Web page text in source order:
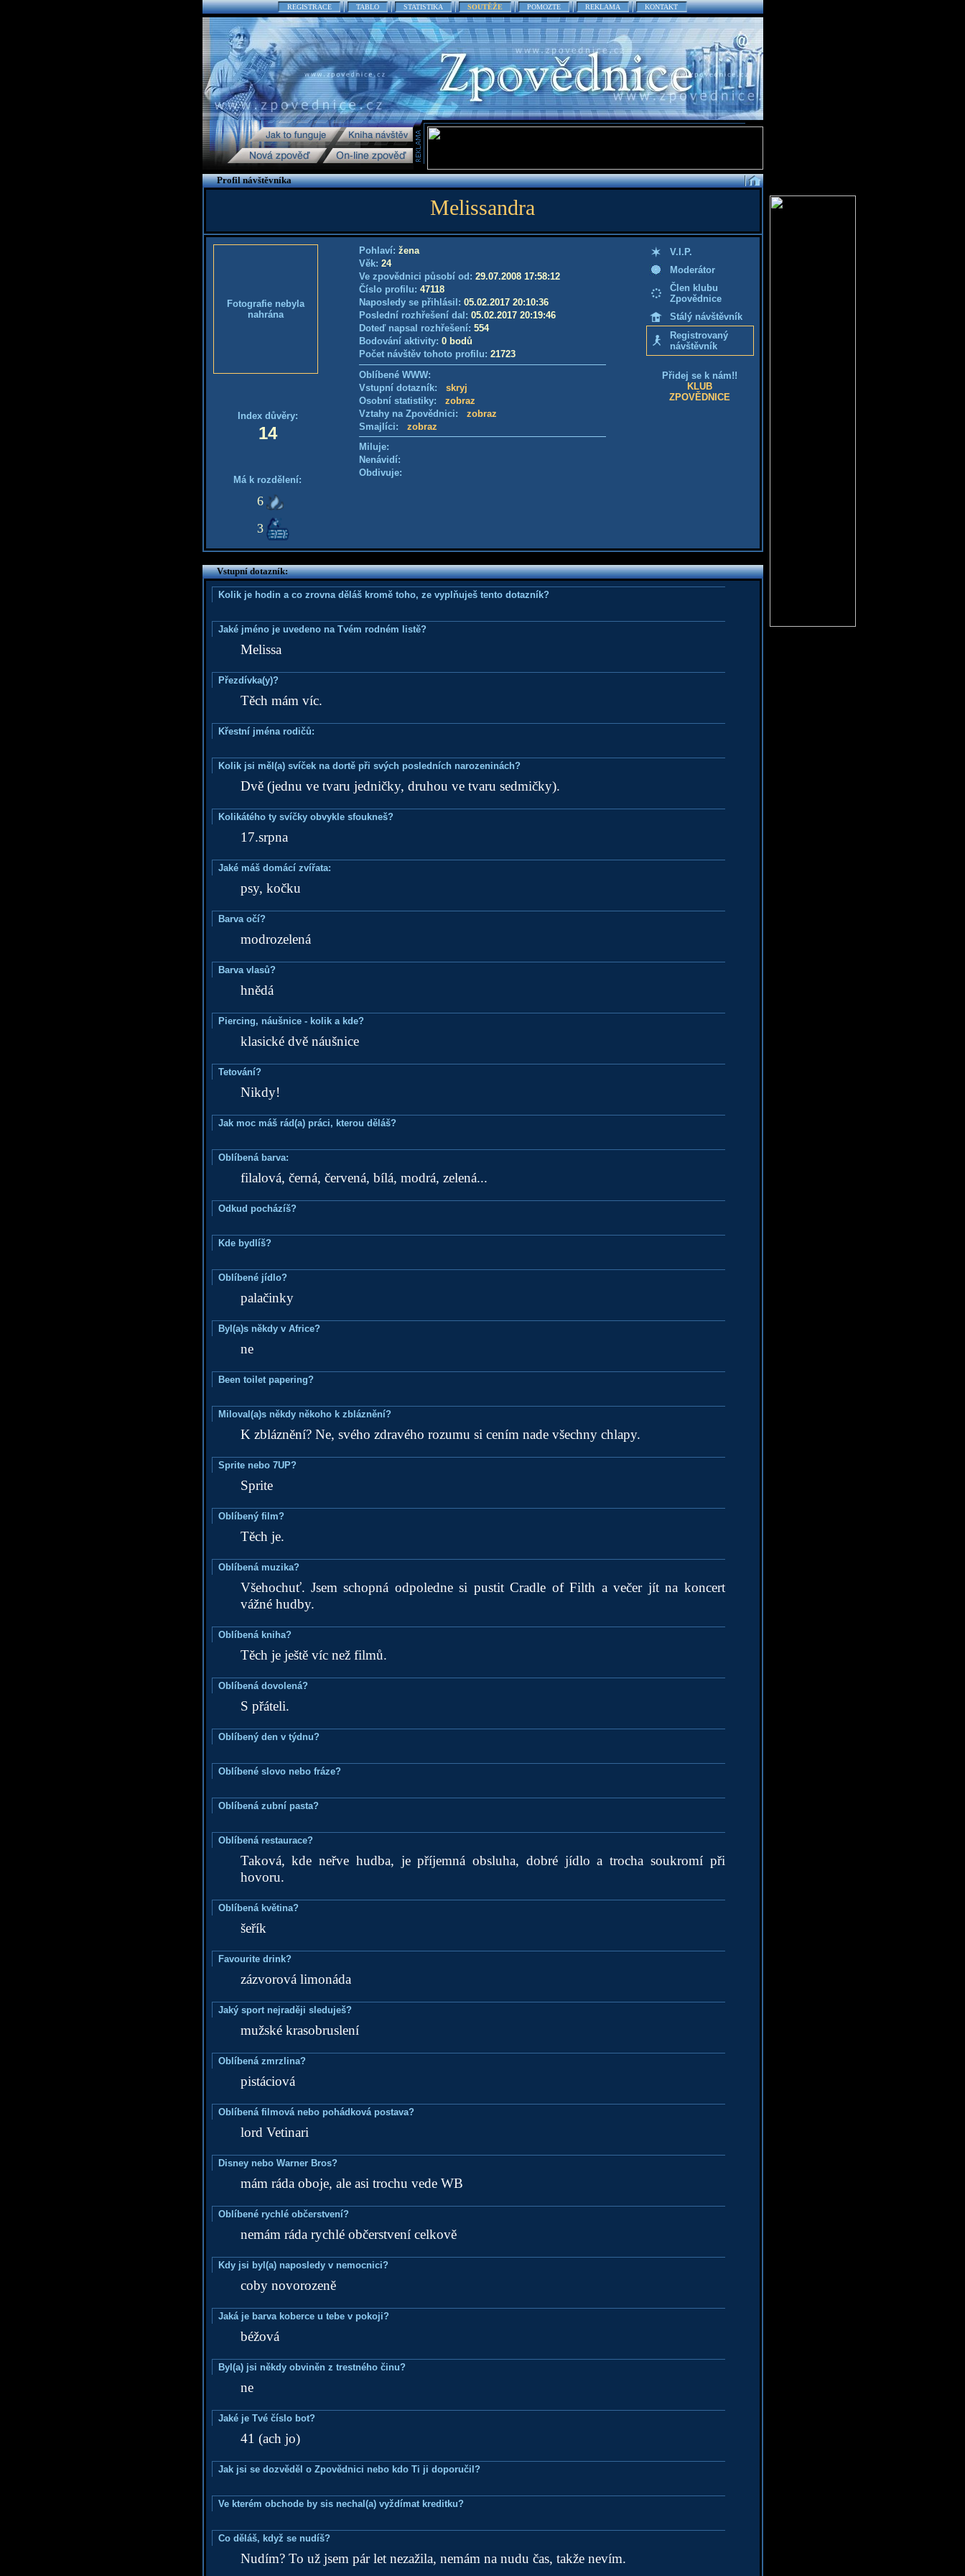
REGISTRACE TABLO STATISTIKA SOUTĚŽE POMOZTE REKLAMA KONTAKT
Profil návštěvníka
Melissandra
Fotografie nebyla
nahrána
Index důvěry:
14
Má k rozdělení:
6
3
Pohlaví: žena
Věk: 24
Ve zpovědnici působí od: 29.07.2008 17:58:12
Číslo profilu: 47118
Naposledy se přihlásil: 05.02.2017 20:10:36
Poslední rozhřešení dal: 05.02.2017 20:19:46
Doteď napsal rozhřešení: 554
Bodování aktivity: 0 bodů
Počet návštěv tohoto profilu: 21723
Oblíbené WWW:
Vstupní dotazník: skryj
Osobní statistiky: zobraz
Vztahy na Zpovědnici: zobraz
Smajlíci: zobraz
Miluje:
Nenávidí:
Obdivuje:
V.I.P.
Moderátor
Člen klubu
Zpovědnice
Stálý návštěvník
Registrovaný
návštěvník
Přidej se k nám!!
KLUB
ZPOVĚDNICE
Vstupní dotazník:
Kolik je hodin a co zrovna děláš kromě toho, ze vyplňuješ tento dotazník?
Jaké jméno je uvedeno na Tvém rodném listě?
Melissa
Přezdívka(y)?
Těch mám víc.
Křestní jména rodičů:
Kolik jsi měl(a) svíček na dortě při svých posledních narozeninách?
Dvě (jednu ve tvaru jedničky, druhou ve tvaru sedmičky).
Kolikátého ty svíčky obvykle sfoukneš?
17.srpna
Jaké máš domácí zvířata:
psy, kočku
Barva očí?
modrozelená
Barva vlasů?
hnědá
Piercing, náušnice - kolik a kde?
klasické dvě náušnice
Tetování?
Nikdy!
Jak moc máš rád(a) práci, kterou děláš?
Oblíbená barva:
filalová, černá, červená, bílá, modrá, zelená...
Odkud pocházíš?
Kde bydlíš?
Oblíbené jídlo?
palačinky
Byl(a)s někdy v Africe?
ne
Been toilet papering?
Miloval(a)s někdy někoho k zbláznění?
K zbláznění? Ne, svého zdravého rozumu si cením nade všechny chlapy.
Sprite nebo 7UP?
Sprite
Oblíbený film?
Těch je.
Oblíbená muzika?
Všehochuť. Jsem schopná odpoledne si pustit Cradle of Filth a večer jít na koncert
vážné hudby.
Oblíbená kniha?
Těch je ještě víc než filmů.
Oblíbená dovolená?
S přáteli.
Oblíbený den v týdnu?
Oblíbené slovo nebo fráze?
Oblíbená zubní pasta?
Oblíbená restaurace?
Taková, kde neřve hudba, je příjemná obsluha, dobré jídlo a trocha soukromí při
hovoru.
Oblíbená květina?
šeřík
Favourite drink?
zázvorová limonáda
Jaký sport nejraději sleduješ?
mužské krasobruslení
Oblíbená zmrzlina?
pistáciová
Oblíbená filmová nebo pohádková postava?
lord Vetinari
Disney nebo Warner Bros?
mám ráda oboje, ale asi trochu vede WB
Oblíbené rychlé občerstvení?
nemám ráda rychlé občerstvení celkově
Kdy jsi byl(a) naposledy v nemocnici?
coby novorozeně
Jaká je barva koberce u tebe v pokoji?
béžová
Byl(a) jsi někdy obviněn z trestného činu?
ne
Jaké je Tvé číslo bot?
41 (ach jo)
Jak jsi se dozvěděl o Zpovědnici nebo kdo Ti ji doporučil?
Ve kterém obchode by sis nechal(a) vyždímat kreditku?
Co děláš, když se nudíš?
Nudím? To už jsem pár let nezažila, nemám na nudu čas, takže nevím.